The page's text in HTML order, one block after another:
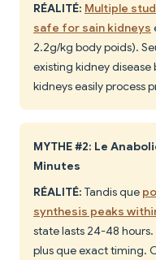
RÉALITÉ: Multiple
safe for sain kidneys
2.2g/kg body poids).
existing kidney disease
kidneys easily process
MYTHE #2: Le
Minutes
RÉALITÉ: Tandis que
synthesis peaks
state lasts 24-48
plus que exact timing.